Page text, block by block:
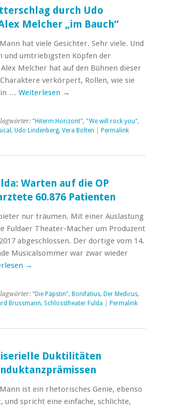
durch Udo
Melcher „im Bauch“
hat viele Gesichter. Sehr viele. Und
und umtriebigsten Köpfen der
Melcher hat auf den Bühnen dieser
verkörpert, Rollen, wie sie
… Weiterlesen →
"Hiterm Horizont", "We will rock you",
, Udo Lindenberg, Vera Bolten Permalink
Warten auf die OP
60.876 Patienten
nur träumen. Mit einer Auslastung
Fuldaer Theater-Macher um Produzent
abgeschlossen. Der dortige vom 14.
Musicalsommer war zwar wieder
→
"Die Päpstin", Bonifatius, Der Medicus,
Brussmann, Schlosstheater Fulda Permalink
Duktilitäten
ist ein rhetorisches Genie, ebenso
spricht eine einfache, schlichte,